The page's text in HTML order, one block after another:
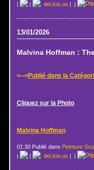
|
| del.icio.us | |
13/01/2026
Malvina Hoffman :
=--=Publié dans la
Cliquez sur la Photo
Malvina Hoffman
01:30 Publié dans Peinture-
|
| del.icio.us | |